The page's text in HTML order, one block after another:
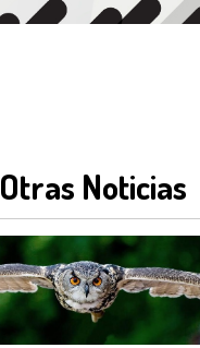
Otras Noticias